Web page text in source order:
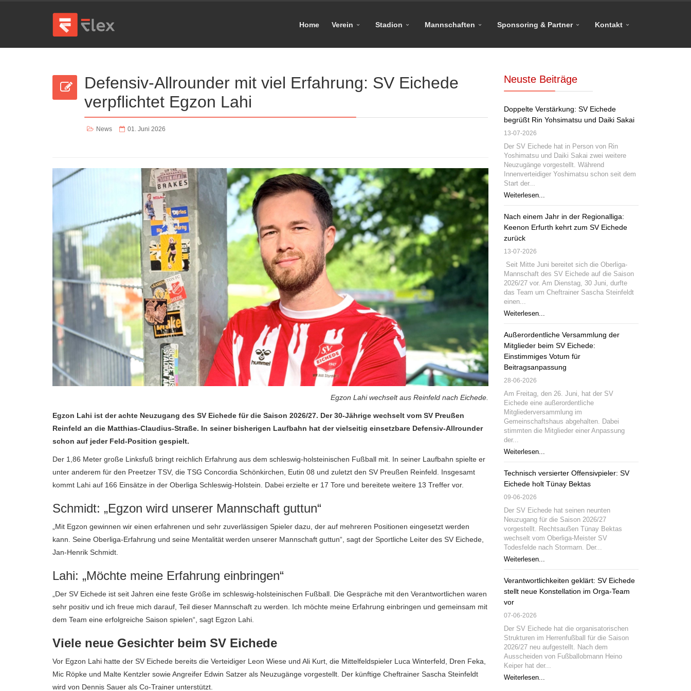
Home Verein Stadion Mannschaften Sponsoring & Partner Kontakt
Defensiv-Allrounder mit viel Erfahrung: SV Eichede
verpflichtet Egzon Lahi
News 01. Juni 2026
Egzon Lahi wechselt aus Reinfeld nach Eichede.
Egzon Lahi ist der achte Neuzugang des SV Eichede für die Saison 2026/27. Der 30-Jährige wechselt vom SV Preußen
Reinfeld an die Matthias-Claudius-Straße. In seiner bisherigen Laufbahn hat der vielseitig einsetzbare Defensiv-Allrounder
schon auf jeder Feld-Position gespielt.
Der 1,86 Meter große Linksfuß bringt reichlich Erfahrung aus dem schleswig-holsteinischen Fußball mit. In seiner Laufbahn spielte er
unter anderem für den Preetzer TSV, die TSG Concordia Schönkirchen, Eutin 08 und zuletzt den SV Preußen Reinfeld. Insgesamt
kommt Lahi auf 166 Einsätze in der Oberliga Schleswig-Holstein. Dabei erzielte er 17 Tore und bereitete weitere 13 Treffer vor.
Schmidt: „Egzon wird unserer Mannschaft guttun“
„Mit Egzon gewinnen wir einen erfahrenen und sehr zuverlässigen Spieler dazu, der auf mehreren Positionen eingesetzt werden
kann. Seine Oberliga-Erfahrung und seine Mentalität werden unserer Mannschaft guttun“, sagt der Sportliche Leiter des SV Eichede,
Jan-Henrik Schmidt.
Lahi: „Möchte meine Erfahrung einbringen“
„Der SV Eichede ist seit Jahren eine feste Größe im schleswig-holsteinischen Fußball. Die Gespräche mit den Verantwortlichen waren
sehr positiv und ich freue mich darauf, Teil dieser Mannschaft zu werden. Ich möchte meine Erfahrung einbringen und gemeinsam mit
dem Team eine erfolgreiche Saison spielen“, sagt Egzon Lahi.
Viele neue Gesichter beim SV Eichede
Vor Egzon Lahi hatte der SV Eichede bereits die Verteidiger Leon Wiese und Ali Kurt, die Mittelfeldspieler Luca Winterfeld, Dren Feka,
Mic Röpke und Malte Kentzler sowie Angreifer Edwin Satzer als Neuzugänge vorgestellt. Der künftige Cheftrainer Sascha Steinfeldt
wird von Dennis Sauer als Co-Trainer unterstützt.
Neuste Beiträge
Doppelte Verstärkung: SV Eichede
begrüßt Rin Yohsimatsu und Daiki Sakai
13-07-2026
Der SV Eichede hat in Person von Rin
Yoshimatsu und Daiki Sakai zwei weitere
Neuzugänge vorgestellt. Während
Innenverteidiger Yoshimatsu schon seit dem
Start der...
Weiterlesen...
Nach einem Jahr in der Regionalliga:
Keenon Erfurth kehrt zum SV Eichede
zurück
13-07-2026
Seit Mitte Juni bereitet sich die Oberliga-
Mannschaft des SV Eichede auf die Saison
2026/27 vor. Am Dienstag, 30 Juni, durfte
das Team um Cheftrainer Sascha Steinfeldt
einen...
Weiterlesen...
Außerordentliche Versammlung der
Mitglieder beim SV Eichede:
Einstimmiges Votum für
Beitragsanpassung
28-06-2026
Am Freitag, den 26. Juni, hat der SV
Eichede eine außerordentliche
Mitgliederversammlung im
Gemeinschaftshaus abgehalten. Dabei
stimmten die Mitglieder einer Anpassung
der...
Weiterlesen...
Technisch versierter Offensivpieler: SV
Eichede holt Tünay Bektas
09-06-2026
Der SV Eichede hat seinen neunten
Neuzugang für die Saison 2026/27
vorgestellt. Rechtsaußen Tünay Bektas
wechselt vom Oberliga-Meister SV
Todesfelde nach Stormarn. Der...
Weiterlesen...
Verantwortlichkeiten geklärt: SV Eichede
stellt neue Konstellation im Orga-Team
vor
07-06-2026
Der SV Eichede hat die organisatorischen
Strukturen im Herrenfußball für die Saison
2026/27 neu aufgestellt. Nach dem
Ausscheiden von Fußballobmann Heino
Keiper hat der...
Weiterlesen...